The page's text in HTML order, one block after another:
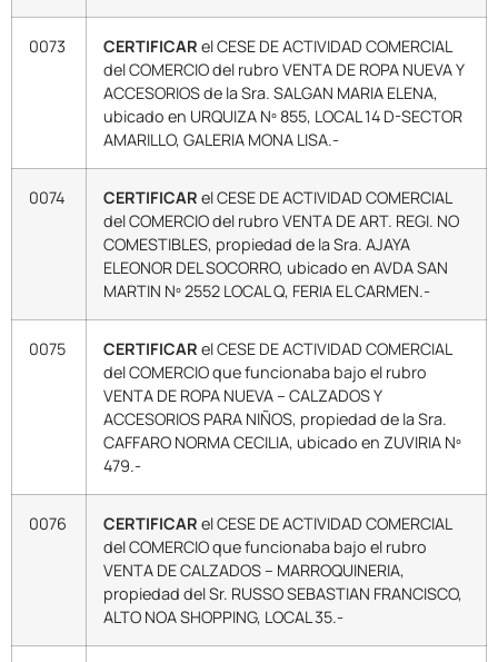
0073 CERTIFICAR el CESE DE ACTIVIDAD COMERCIAL
del COMERCIO del rubro VENTA DE ROPA NUEVA Y
ACCESORIOS de la Sra. SALGAN MARIA ELENA,
ubicado en URQUIZA Nº 855, LOCAL 14 D-SECTOR
AMARILLO, GALERIA MONA LISA.-
0074 CERTIFICAR el CESE DE ACTIVIDAD COMERCIAL
del COMERCIO del rubro VENTA DE ART. REGI. NO
COMESTIBLES, propiedad de la Sra. AJAYA
ELEONOR DEL SOCORRO, ubicado en AVDA SAN
MARTIN Nº 2552 LOCAL Q, FERIA EL CARMEN.-
0075 CERTIFICAR el CESE DE ACTIVIDAD COMERCIAL
del COMERCIO que funcionaba bajo el rubro
VENTA DE ROPA NUEVA – CALZADOS Y
ACCESORIOS PARA NIÑOS, propiedad de la Sra.
CAFFARO NORMA CECILIA, ubicado en ZUVIRIA Nº
479.-
0076 CERTIFICAR el CESE DE ACTIVIDAD COMERCIAL
del COMERCIO que funcionaba bajo el rubro
VENTA DE CALZADOS – MARROQUINERIA,
propiedad del Sr. RUSSO SEBASTIAN FRANCISCO,
ALTO NOA SHOPPING, LOCAL 35.-